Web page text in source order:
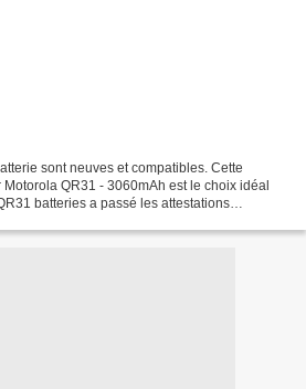
sont neuves et compatibles. Cette
QR31 - 3060mAh est le choix idéal
batteries a passé les attestations